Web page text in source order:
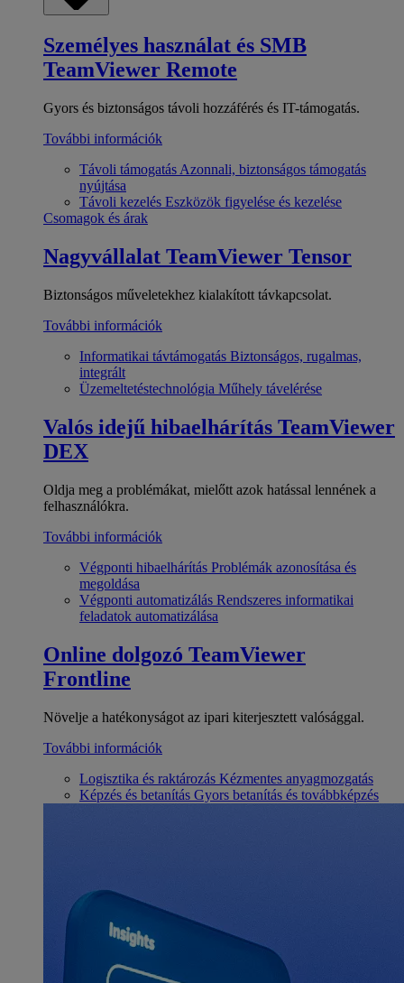
Személyes használat és SMB
TeamViewer Remote
Gyors és biztonságos távoli hozzáférés és IT-támogatás.
További információk
Távoli támogatás Azonnali, biztonságos támogatás
nyújtása
Távoli kezelés Eszközök figyelése és kezelése
Csomagok és árak
Nagyvállalat TeamViewer Tensor
Biztonságos műveletekhez kialakított távkapcsolat.
További információk
Informatikai távtámogatás Biztonságos, rugalmas,
integrált
Üzemeltetéstechnológia Műhely távelérése
Valós idejű hibaelhárítás TeamViewer
DEX
Oldja meg a problémákat, mielőtt azok hatással lennének a
felhasználókra.
További információk
Végponti hibaelhárítás Problémák azonosítása és
megoldása
Végponti automatizálás Rendszeres informatikai
feladatok automatizálása
Online dolgozó TeamViewer
Frontline
Növelje a hatékonyságot az ipari kiterjesztett valósággal.
További információk
Logisztika és raktározás Kézmentes anyagmozgatás
Képzés és betanítás Gyors betanítás és továbbképzés